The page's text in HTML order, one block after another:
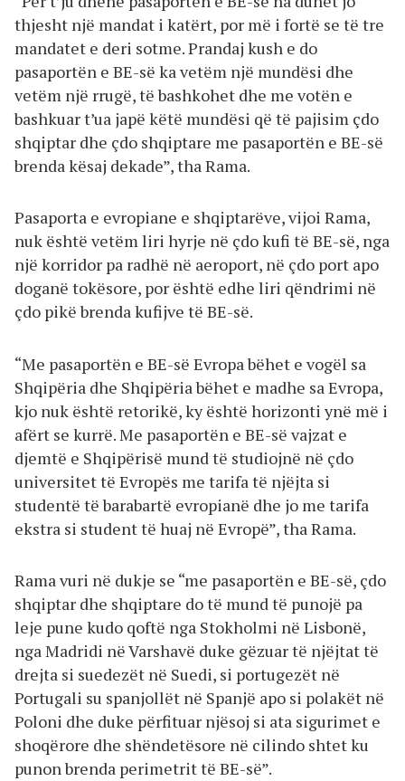
thjesht një mandat i katërt, por më i fortë se të tre
mandatet e deri sotme. Prandaj kush e do
pasaportën e BE-së ka vetëm një mundësi dhe
vetëm një rrugë, të bashkohet dhe me votën e
bashkuar t’ua japë këtë mundësi që të pajisim çdo
shqiptar dhe çdo shqiptare me pasaportën e BE-së
brenda kësaj dekade”, tha Rama.
Pasaporta e evropiane e shqiptarëve, vijoi Rama,
nuk është vetëm liri hyrje në çdo kufi të BE-së, nga
një korridor pa radhë në aeroport, në çdo port apo
doganë tokësore, por është edhe liri qëndrimi në
çdo pikë brenda kufijve të BE-së.
“Me pasaportën e BE-së Evropa bëhet e vogël sa
Shqipëria dhe Shqipëria bëhet e madhe sa Evropa,
kjo nuk është retorikë, ky është horizonti ynë më i
afërt se kurrë. Me pasaportën e BE-së vajzat e
djemtë e Shqipërisë mund të studiojnë në çdo
universitet të Evropës me tarifa të njëjta si
studentë të barabartë evropianë dhe jo me tarifa
ekstra si student të huaj në Evropë”, tha Rama.
Rama vuri në dukje se “me pasaportën e BE-së, çdo
shqiptar dhe shqiptare do të mund të punojë pa
leje pune kudo qoftë nga Stokholmi në Lisbonë,
nga Madridi në Varshavë duke gëzuar të njëjtat të
drejta si suedezët në Suedi, si portugezët në
Portugali su spanjollët në Spanjë apo si polakët në
Poloni dhe duke përfituar njësoj si ata sigurimet e
shoqërore dhe shëndetësore në cilindo shtet ku
punon brenda perimetrit të BE-së”.